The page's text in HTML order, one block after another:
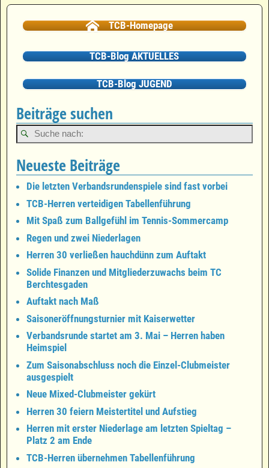
TCB-Homepage
TCB-Blog AKTUELLES
TCB-Blog JUGEND
Beiträge suchen
Neueste Beiträge
Die letzten Verbandsrundenspiele sind fast vorbei
TCB-Herren verteidigen Tabellenführung
Mit Spaß zum Ballgefühl im Tennis-Sommercamp
Regen und zwei Niederlagen
Herren 30 verließen hauchdünn zum Auftakt
Solide Finanzen und Mitgliederzuwachs beim TC
Berchtesgaden
Auftakt nach Maß
Saisoneröffnungsturnier mit Kaiserwetter
Verbandsrunde startet am 3. Mai – Herren haben
Heimspiel
Zum Saisonabschluss noch die Einzel-Clubmeister
ausgespielt
Neue Mixed-Clubmeister gekürt
Herren 30 feiern Meistertitel und Aufstieg
Herren mit erster Niederlage am letzten Spieltag –
Platz 2 am Ende
TCB-Herren übernehmen Tabellenführung